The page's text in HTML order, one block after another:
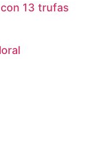
13 trufas